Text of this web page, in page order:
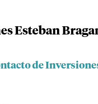
Esteban
de